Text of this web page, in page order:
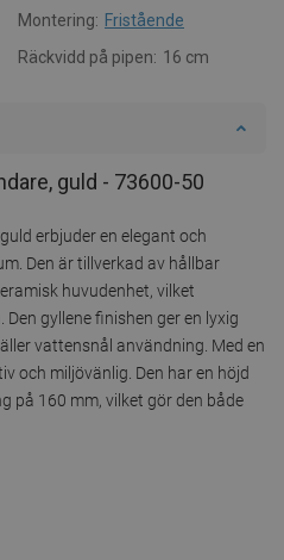
Montering: Fristående
Räckvidd på pipen: 16 cm
guld - 73600-50
erbjuder en elegant och
Den är tillverkad av hållbar
huvudenhet, vilket
gyllene finishen ger en lyxig
vattensnål användning. Med en
och miljövänlig. Den har en höjd
på 160 mm, vilket gör den både